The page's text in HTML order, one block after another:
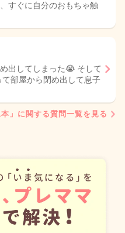
すぐに自分のおもちゃ触
出してしまった😭 そして
部屋から閉め出して息子
本」に関する質問一覧を見る